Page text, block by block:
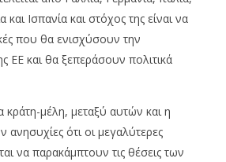
Ισπανία και στόχος της είναι να
που θα ενισχύσουν την
ΕΕ και θα ξεπεράσουν πολιτικά
κράτη-μέλη, μεταξύ αυτών και η
ότι οι μεγαλύτερες
να παρακάμπτουν τις θέσεις των